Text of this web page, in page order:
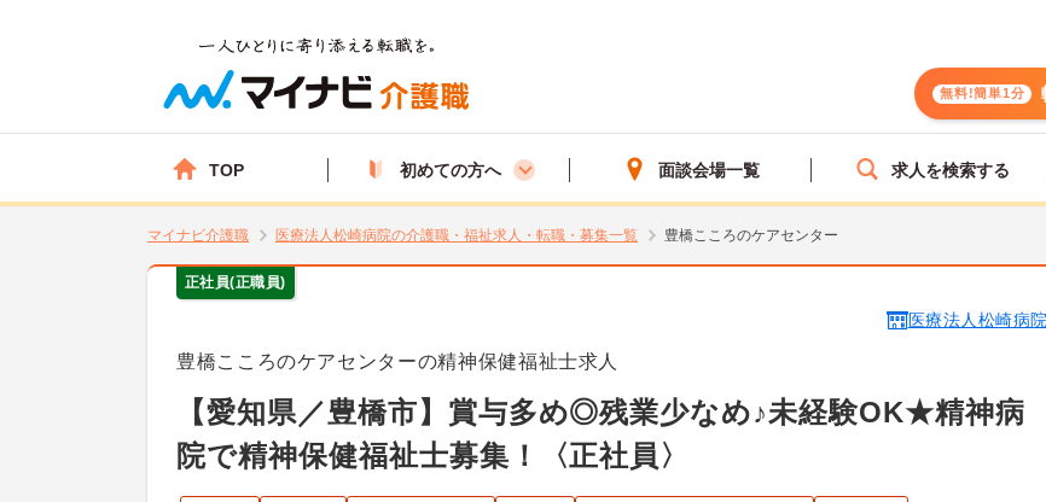
無料!簡単1分
TOP 初めての方へ 面談会場一覧 求人を検索する
マイナビ介護職 医療法人松崎病院の介護職・福祉求人・転職・募集一覧 豊橋こころのケアセンター
正社員(正職員)
医療法人松崎病院
豊橋こころのケアセンターの精神保健福祉士求人
【愛知県／豊橋市】賞与多め◎残業少なめ♪未経験OK★精神病
院で精神保健福祉士募集！〈正社員〉